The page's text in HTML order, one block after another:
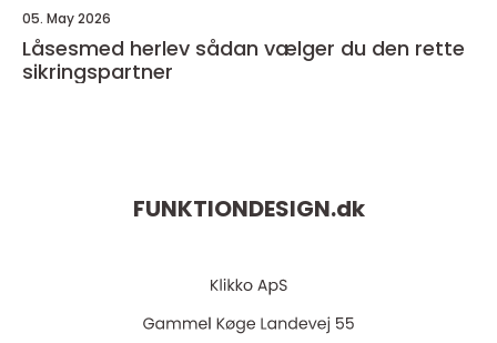
05. May 2026
Låsesmed herlev sådan vælger du den rette
sikringspartner
FUNKTIONDESIGN.dk